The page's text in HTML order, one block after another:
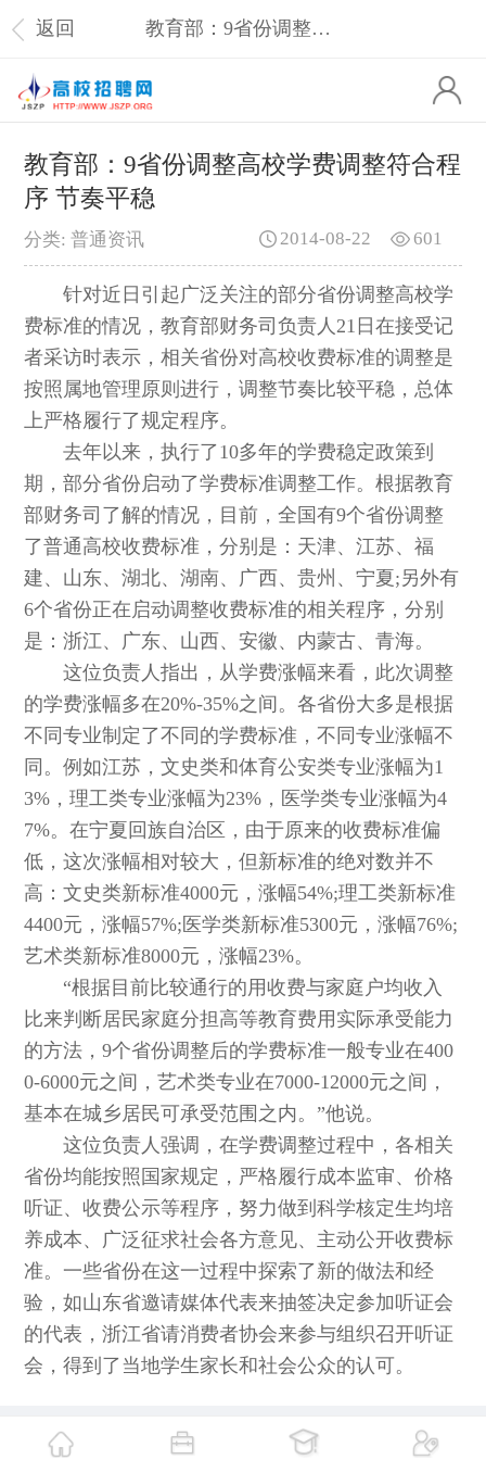
返回 教育部：9省份调整高校学费调整符合程序 节奏平稳
教育部：9省份调整高校学费调整符合程
序 节奏平稳
分类: 普通资讯 601
2014-08-22
针对近日引起广泛关注的部分省份调整高校学
费标准的情况，教育部财务司负责人21日在接受记
者采访时表示，相关省份对高校收费标准的调整是
按照属地管理原则进行，调整节奏比较平稳，总体
上严格履行了规定程序。
去年以来，执行了10多年的学费稳定政策到
期，部分省份启动了学费标准调整工作。根据教育
部财务司了解的情况，目前，全国有9个省份调整
了普通高校收费标准，分别是：天津、江苏、福
建、山东、湖北、湖南、广西、贵州、宁夏;另外有
6个省份正在启动调整收费标准的相关程序，分别
是：浙江、广东、山西、安徽、内蒙古、青海。
这位负责人指出，从学费涨幅来看，此次调整
的学费涨幅多在20%-35%之间。各省份大多是根据
不同专业制定了不同的学费标准，不同专业涨幅不
同。例如江苏，文史类和体育公安类专业涨幅为1
3%，理工类专业涨幅为23%，医学类专业涨幅为4
7%。在宁夏回族自治区，由于原来的收费标准偏
低，这次涨幅相对较大，但新标准的绝对数并不
高：文史类新标准4000元，涨幅54%;理工类新标准
4400元，涨幅57%;医学类新标准5300元，涨幅76%;
艺术类新标准8000元，涨幅23%。
“根据目前比较通行的用收费与家庭户均收入
比来判断居民家庭分担高等教育费用实际承受能力
的方法，9个省份调整后的学费标准一般专业在400
0-6000元之间，艺术类专业在7000-12000元之间，
基本在城乡居民可承受范围之内。”他说。
这位负责人强调，在学费调整过程中，各相关
省份均能按照国家规定，严格履行成本监审、价格
听证、收费公示等程序，努力做到科学核定生均培
养成本、广泛征求社会各方意见、主动公开收费标
准。一些省份在这一过程中探索了新的做法和经
验，如山东省邀请媒体代表来抽签决定参加听证会
的代表，浙江省请消费者协会来参与组织召开听证
会，得到了当地学生家长和社会公众的认可。